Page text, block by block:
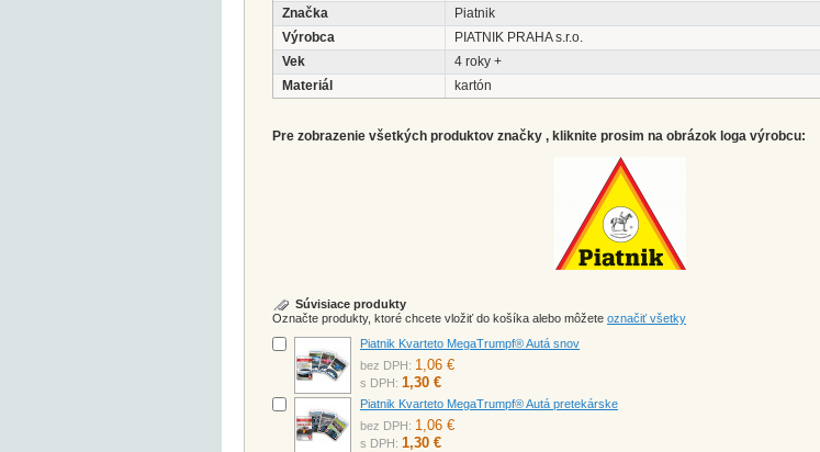
Značka
Piatnik
Výrobca
PIATNIK PRAHA s.r.o.
Vek
4 roky +
Materiál
kartón
Pre zobrazenie všetkých produktov značky , kliknite prosim na obrázok loga výrobcu:
Súvisiace produkty
Označte produkty, ktoré chcete vložiť do košíka alebo môžete označiť všetky
Piatnik Kvarteto MegaTrumpf® Autá snov
bez DPH: 1,06 €
s DPH: 1,30 €
Piatnik Kvarteto MegaTrumpf® Autá pretekárske
bez DPH: 1,06 €
s DPH: 1,30 €